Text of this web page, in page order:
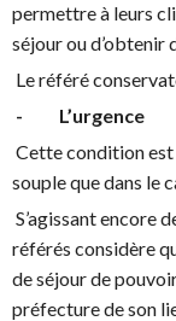
permettre à leurs
séjour ou d’obtenir
Le référé
- L’urgence
Cette condition est
souple que dans le
S’agissant encore
référés considère
de séjour de
préfecture de son